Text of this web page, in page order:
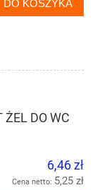
DO KOSZYKA
ŻEL DO WC
6,46 zł
Cena netto: 5,25 zł